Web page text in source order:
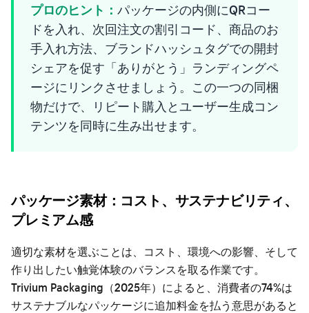
プロのヒント： パッケージの内側にQRコー
ドを入れ、次回注文の割引コード、商品のお
手入れ方法、ブランドハッシュタグでの開封
シェアを促す「ありがとう」ランディングペ
ージにリンクさせましょう。この一つの同梱
物だけで、リピート購入とユーザー生成コン
テンツを同時に生み出せます。
パッケージ素材：コスト、サステナビリティ、
プレミアム感
適切な素材を選ぶことは、コスト、環境への影響、そして
作り出したい触覚体験のバランスを取る作業です。
Trivium Packaging（2025年）によると、消費者の74%は
サステナブルなパッケージに追加料金を払う意思があると